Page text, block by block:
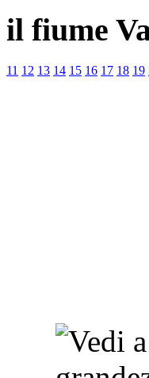
il fiume
11 12 13 14 15 16 17 18 19